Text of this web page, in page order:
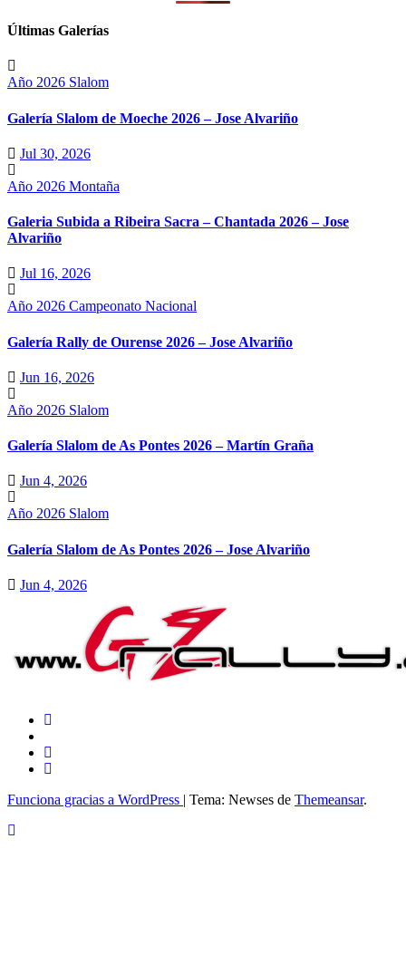
Últimas Galerías
Año 2026 Slalom
Galería Slalom de Moeche 2026 – Jose Alvariño
Jul 30, 2026
Año 2026 Montaña
Galeria Subida a Ribeira Sacra – Chantada 2026 – Jose
Alvariño
Jul 16, 2026
Año 2026 Campeonato Nacional
Galería Rally de Ourense 2026 – Jose Alvariño
Jun 16, 2026
Año 2026 Slalom
Galería Slalom de As Pontes 2026 – Martín Graña
Jun 4, 2026
Año 2026 Slalom
Galería Slalom de As Pontes 2026 – Jose Alvariño
Jun 4, 2026
Funciona gracias a WordPress | Tema: Newses de Themeansar.